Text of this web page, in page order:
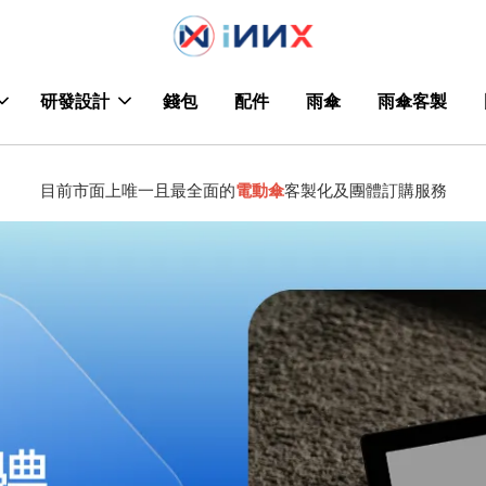
研發設計 錢包 配件 雨傘 雨傘客製
目前市面上唯一且最全面的電動傘客製化及團體訂購服務